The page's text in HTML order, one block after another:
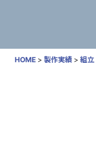
HOME >製作実績 >組立